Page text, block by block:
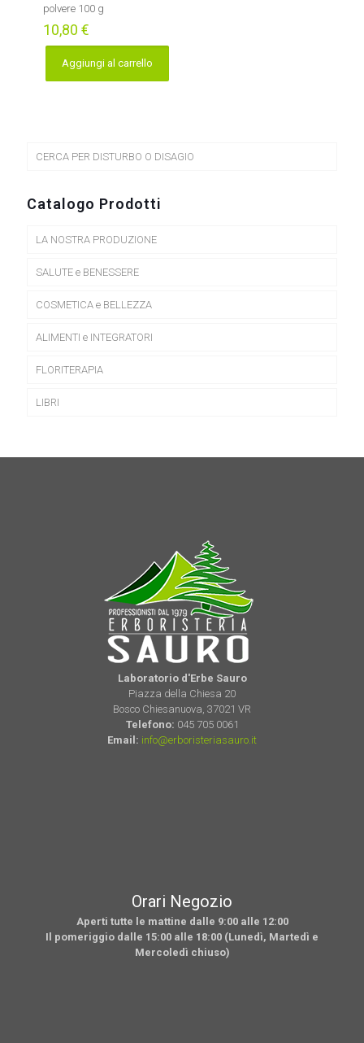
polvere 100 g
10,80 €
Aggiungi al carrello
CERCA PER DISTURBO O DISAGIO
Catalogo Prodotti
LA NOSTRA PRODUZIONE
SALUTE e BENESSERE
COSMETICA e BELLEZZA
ALIMENTI e INTEGRATORI
FLORITERAPIA
LIBRI
Laboratorio d'Erbe Sauro
Piazza della Chiesa 20
Bosco Chiesanuova, 37021 VR
Telefono: 045 705 0061
Email: info@erboristeriasauro.it
Orari Negozio
Aperti tutte le mattine dalle 9:00 alle 12:00
Il pomeriggio dalle 15:00 alle 18:00 (Lunedì, Martedì e
Mercoledì chiuso)